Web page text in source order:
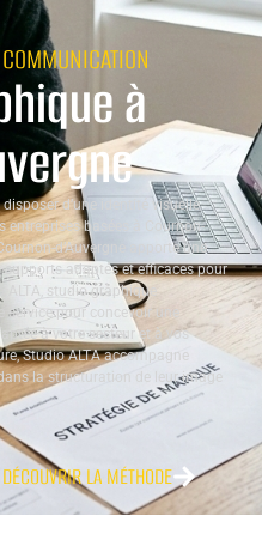
à
d’une identité visuelle
entreprises basées à Cournon-
d’Auvergne apporte une
adaptés et efficaces pour
studio graphique
service pour concevoir une
à votre secteur et à vos
Studio ALTA accompagne
la structuration de leur image
DÉCOUVRIR LA MÉTHODE